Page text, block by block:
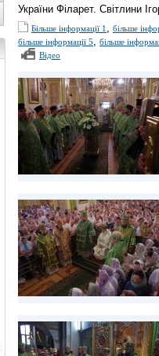
України Філарет. Світлини
Більше інформації 1 , більше
більше інформації 5, більше
Відео